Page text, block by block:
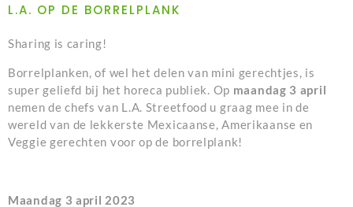
L.A. OP DE BORRELPLANK
Sharing is caring!
Borrelplanken, of wel het delen van mini gerechtjes, is
super geliefd bij het horeca publiek. Op maandag 3 april
nemen de chefs van L.A. Streetfood u graag mee in de
wereld van de lekkerste Mexicaanse, Amerikaanse en
Veggie gerechten voor op de borrelplank!
Maandag 3 april 2023